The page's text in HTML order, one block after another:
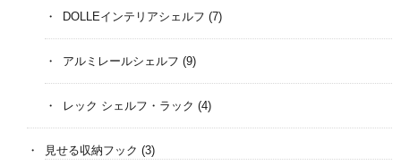
DOLLEインテリアシェルフ (7)
アルミレールシェルフ (9)
レック シェルフ・ラック (4)
見せる収納フック (3)